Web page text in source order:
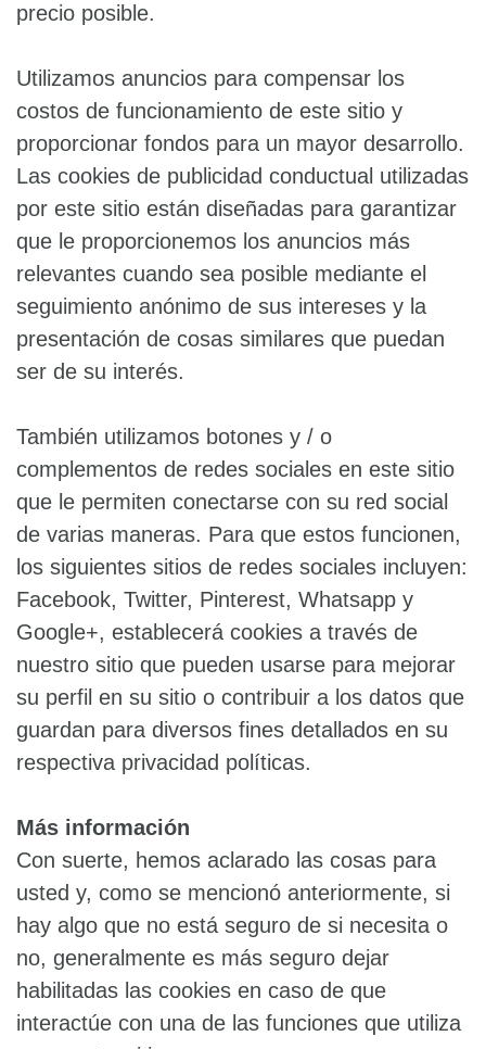
precio posible.
Utilizamos anuncios para compensar los
costos de funcionamiento de este sitio y
proporcionar fondos para un mayor desarrollo.
Las cookies de publicidad conductual utilizadas
por este sitio están diseñadas para garantizar
que le proporcionemos los anuncios más
relevantes cuando sea posible mediante el
seguimiento anónimo de sus intereses y la
presentación de cosas similares que puedan
ser de su interés.
También utilizamos botones y / o
complementos de redes sociales en este sitio
que le permiten conectarse con su red social
de varias maneras. Para que estos funcionen,
los siguientes sitios de redes sociales incluyen:
Facebook, Twitter, Pinterest, Whatsapp y
Google+, establecerá cookies a través de
nuestro sitio que pueden usarse para mejorar
su perfil en su sitio o contribuir a los datos que
guardan para diversos fines detallados en su
respectiva privacidad políticas.
Más información
Con suerte, hemos aclarado las cosas para
usted y, como se mencionó anteriormente, si
hay algo que no está seguro de si necesita o
no, generalmente es más seguro dejar
habilitadas las cookies en caso de que
interactúe con una de las funciones que utiliza